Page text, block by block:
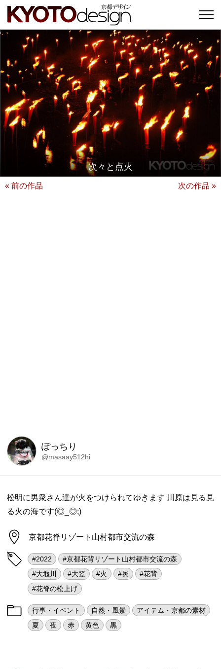
次々と点火
« 前の作品 次の作品 »
ぽっちり
@masaay512hi
松明に男衆さん達が火をつけられてゆきます 川原は見る見
る火の海です(◎_◎;)
京都花脊リゾート山村都市交流の森
#2022
#京都花背リゾート山村都市交流の森
#大堰川
#大笠 #火 #炎
#花背
#花脊の松上げ
行事・イベント 自然・風景
アイテム・京都の素材
夏
夜 赤 黄色 黒